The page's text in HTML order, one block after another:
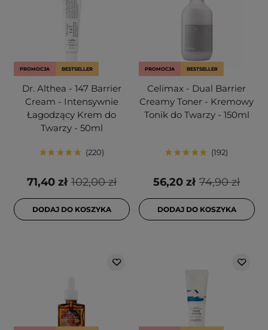
PROMOCJA BESTSELLER
Dr. Althea - 147 Barrier
Cream - Intensywnie
Łagodzący Krem do
Twarzy - 50ml
220
102,00 zł
71,40 zł
DODAJ DO KOSZYKA
PROMOCJA BESTSELLER
Celimax - Dual Barrier
Creamy Toner - Kremowy
Tonik do Twarzy - 150ml
192
74,90 zł
56,20 zł
DODAJ DO KOSZYKA